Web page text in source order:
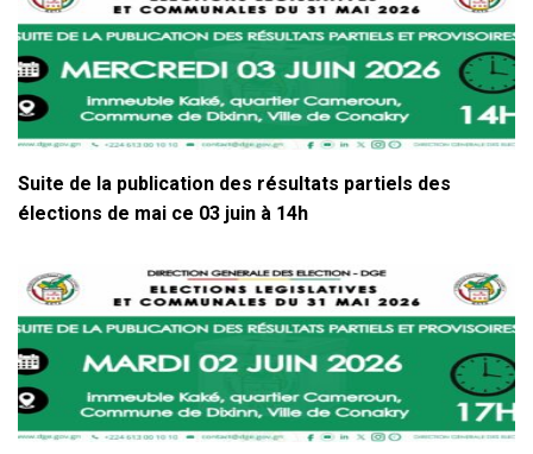
Suite de la publication des résultats partiels des
élections de mai ce 03 juin à 14h